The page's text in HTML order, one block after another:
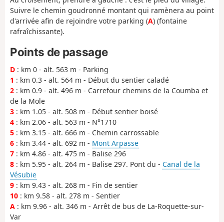
Suivre le chemin goudronné montant qui ramènera au point
d'arrivée afin de rejoindre votre parking (A) (fontaine
rafraîchissante).
Points de passage
D : km 0 - alt. 563 m - Parking
1 : km 0.3 - alt. 564 m - Début du sentier caladé
2 : km 0.9 - alt. 496 m - Carrefour chemins de la Coumba et
de la Mole
3 : km 1.05 - alt. 508 m - Début sentier boisé
4 : km 2.06 - alt. 563 m - N°1710
5 : km 3.15 - alt. 666 m - Chemin carrossable
6 : km 3.44 - alt. 692 m - Mont Arpasse
7 : km 4.86 - alt. 475 m - Balise 296
8 : km 5.95 - alt. 264 m - Balise 297. Pont du - Canal de la
Vésubie
9 : km 9.43 - alt. 268 m - Fin de sentier
10 : km 9.58 - alt. 278 m - Sentier
A : km 9.96 - alt. 346 m - Arrêt de bus de La-Roquette-sur-
Var